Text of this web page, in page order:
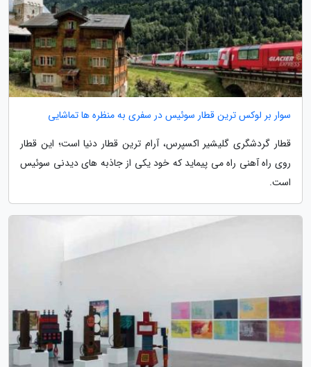
سوار بر لوکس ترین قطار سوئیس در سفری به منظره ها تماشایی
قطار گردشگری گلیشیر اکسپرس، آرام ترین قطار دنیا است؛ این قطار
روی راه آهنی راه می پیماید که خود یکی از جاذبه های دیدنی سوئیس
است.